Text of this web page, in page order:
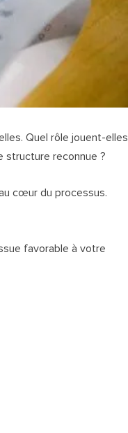
Quel rôle jouent-elles
structure reconnue ?
cœur du processus.
favorable à votre